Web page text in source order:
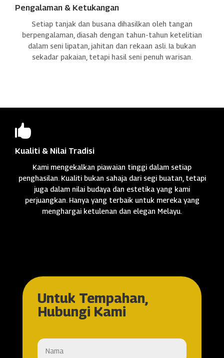
Pengalaman & Ketukangan
Setiap tanjak dan busana dihasilkan oleh tangan
berpengalaman, diasah dengan tahun-tahun ketelitian
dalam seni lipatan, jahitan dan rekaan asli. Ia bukan
sekadar pakaian, tetapi hasil seni penuh warisan.

Kualiti & Nilai Tradisi
Kami mengekalkan piawaian tinggi dalam setiap
penghasilan. Kualiti bukan sahaja dari segi buatan, tetapi
juga dalam nilai budaya dan estetika yang kami
perjuangkan. Hanya yang terbaik untuk mereka yang
menghargai ketulenan dan elegan Melayu.
Untuk Tempahan,
Hubungi Kami